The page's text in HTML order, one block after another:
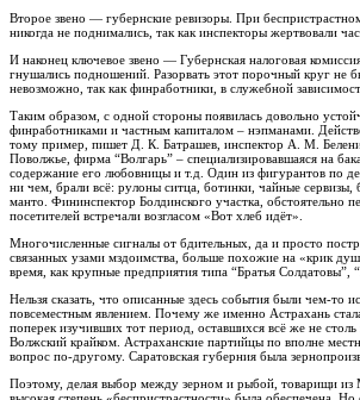
Второе звено — губернские ревизоры. При
никогда не поднимались, так как инспекторы жертвовали
И наконец ключевое звено — Губернская налоговая
гнушались подношений. Разорвать этот порочный круг не
невозможно, так как финработники, в служебной
Таким образом, с одной стороны появилась довольно
финработниками и частным капиталом – нэпманами.
тому пример, пишет Д. К. Батрашев, инспектор А. М.
Поволжье, фирма “Волгарь” – специализировавшаяся на
содержание его любовницы и т.д. Один из фигурантов по
ни чем, брали всё: рулоны ситца, ботинки, чайные
манто. Фининспектор Болдинского участка, обстоятельно
посетителей встречали возгласом «Вот хлеб идёт».
Многочисленные сигналы от бдительных, да и просто
связанных узами мздоимства, больше похожие на «крик
время, как крупные предприятия типа “Братья
Нельзя сказать, что описанные здесь события были чем-
повсеместным явлением. Почему же именно Астрахань
поперек изучивших тот период, оставшихся всё же не
Волжский крайком. Астраханские партийцы по вполне
вопрос по-другому. Саратовская губерния была
Поэтому, делая выбор между зерном и рыбой, товарищи из